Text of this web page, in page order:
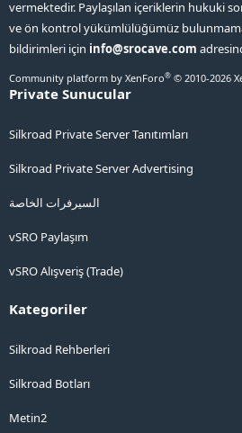
vermektedir. Paylaşılan içeriklerin hukuki
ve ön kontrol yükümlülüğümüz
bildirimleri için info@srocave.com
Community platform by XenForo® © 2010-2026
Private Sunucular
Silkroad Private Server Tanıtımları
Silkroad Private Server Advertising
السيرفرات الخاصة
vSRO Paylaşım
vSRO Alışveriş (Trade)
Kategoriler
Silkroad Rehberleri
Silkroad Botları
Metin2